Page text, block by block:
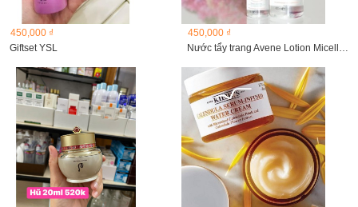
450,000 ₫
Giftset YSL
450,000 ₫
Nước tẩy trang Avene Lotion Micellaire 400ml